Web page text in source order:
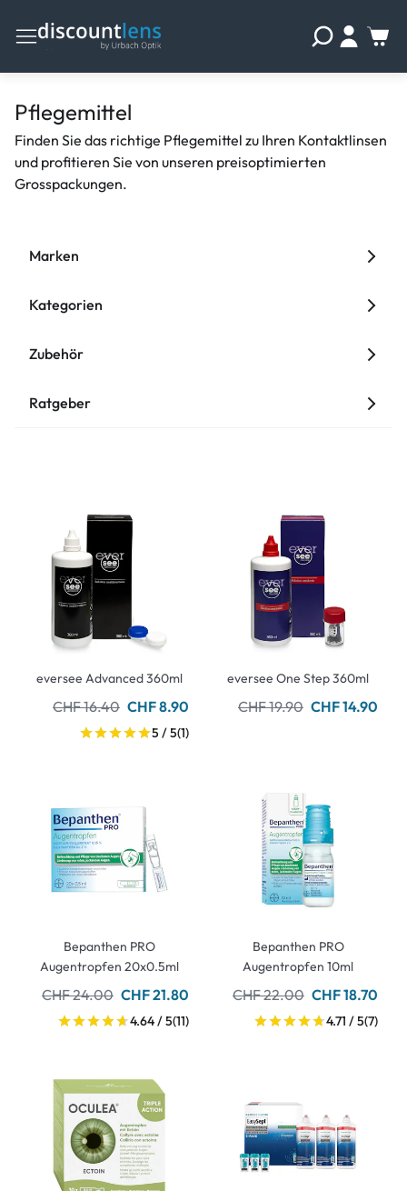
Pflegemittel
Finden Sie das richtige Pflegemittel zu Ihren Kontaktlinsen
und profitieren Sie von unseren preisoptimierten
Grosspackungen.
Marken
Kategorien
Zubehör
Ratgeber
eversee Advanced 360ml
CHF 16.40 CHF 8.90
5 / 5(1)
eversee One Step 360ml
CHF 19.90 CHF 14.90
Bepanthen PRO
Augentropfen 20x0.5ml
CHF 24.00 CHF 21.80
4.64 / 5(11)
Bepanthen PRO
Augentropfen 10ml
CHF 22.00 CHF 18.70
4.71 / 5(7)